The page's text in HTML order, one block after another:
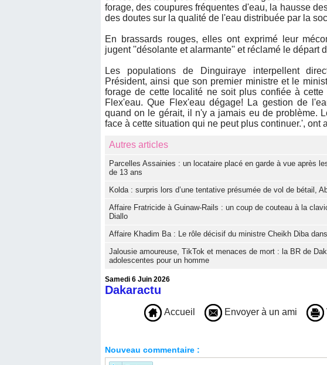
forage, des coupures fréquentes d'eau, la hausse
des doutes sur la qualité de l'eau distribuée par la
En brassards rouges, elles ont exprimé leur
jugent ''désolante et alarmante'' et réclamé le départ
Les populations de Dinguiraye interpellent
Président, ainsi que son premier ministre et le
forage de cette localité ne soit plus confiée à
Flex'eau. Que Flex'eau dégage! La gestion de
quand on le gérait, il n'y a jamais eu de problème.
face à cette situation qui ne peut plus continuer.', ont
Autres articles
Parcelles Assainies : un locataire placé en garde à vue après
de 13 ans
Kolda : surpris lors d’une tentative présumée de vol de bétail,
Affaire Fratricide à Guinaw-Rails : un coup de couteau à la
Diallo
Affaire Khadim Ba : Le rôle décisif du ministre Cheikh Diba
Jalousie amoureuse, TikTok et menaces de mort : la BR de
adolescentes pour un homme
Samedi 6 Juin 2026
Dakaractu
Accueil Envoyer à un ami
Nouveau commentaire :